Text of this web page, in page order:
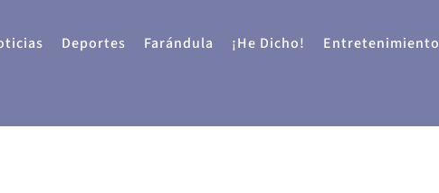
Deportes Farándula ¡He Dicho! Entretenimiento